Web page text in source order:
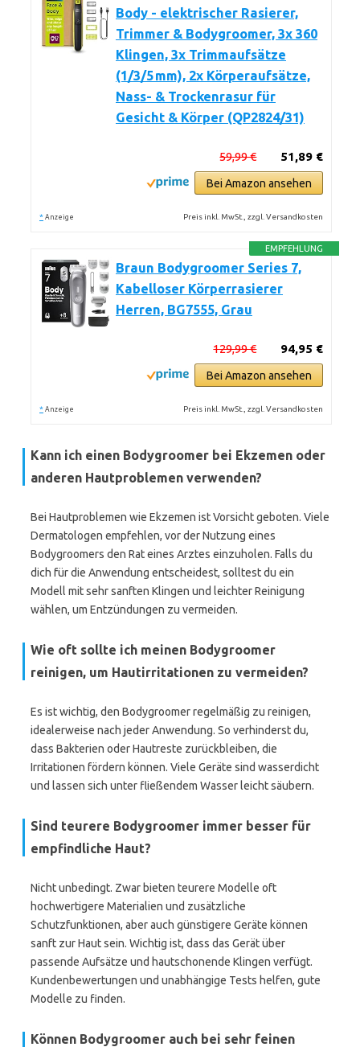
Body - elektrischer Rasierer,
Trimmer & Bodygroomer, 3x 360
Klingen, 3x Trimmaufsätze
(1/3/5 mm), 2x Körperaufsätze,
Nass- & Trockenrasur für
Gesicht & Körper (QP2824/31)
51,89 €
59,99 €
Bei Amazon ansehen
* Anzeige Preis inkl. MwSt., zzgl. Versandkosten
EMPFEHLUNG
Braun Bodygroomer Series 7,
Kabelloser Körperrasierer
Herren, BG7555, Grau
94,95 €
129,99 €
Bei Amazon ansehen
* Anzeige Preis inkl. MwSt., zzgl. Versandkosten
Kann ich einen Bodygroomer bei Ekzemen oder
anderen Hautproblemen verwenden?
Bei Hautproblemen wie Ekzemen ist Vorsicht geboten. Viele
Dermatologen empfehlen, vor der Nutzung eines
Bodygroomers den Rat eines Arztes einzuholen. Falls du
dich für die Anwendung entscheidest, solltest du ein
Modell mit sehr sanften Klingen und leichter Reinigung
wählen, um Entzündungen zu vermeiden.
Wie oft sollte ich meinen Bodygroomer
reinigen, um Hautirritationen zu vermeiden?
Es ist wichtig, den Bodygroomer regelmäßig zu reinigen,
idealerweise nach jeder Anwendung. So verhinderst du,
dass Bakterien oder Hautreste zurückbleiben, die
Irritationen fördern können. Viele Geräte sind wasserdicht
und lassen sich unter fließendem Wasser leicht säubern.
Sind teurere Bodygroomer immer besser für
empfindliche Haut?
Nicht unbedingt. Zwar bieten teurere Modelle oft
hochwertigere Materialien und zusätzliche
Schutzfunktionen, aber auch günstigere Geräte können
sanft zur Haut sein. Wichtig ist, dass das Gerät über
passende Aufsätze und hautschonende Klingen verfügt.
Kundenbewertungen und unabhängige Tests helfen, gute
Modelle zu finden.
Können Bodygroomer auch bei sehr feinen